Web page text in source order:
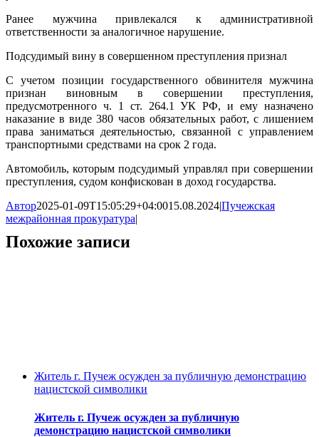
Ранее мужчина привлекался к административной
ответственности за аналогичное нарушение.
Подсудимый вину в совершенном преступления признал
С учетом позиции государственного обвинителя мужчина
признан виновным в совершении преступления,
предусмотренного ч. 1 ст. 264.1 УК РФ, и ему назначено
наказание в виде 380 часов обязательных работ, с лишением
права заниматься деятельностью, связанной с управлением
транспортными средствами на срок 2 года.
Автомобиль, которым подсудимый управлял при совершении
преступления, судом конфискован в доход государства.
Автор2025-01-09T15:05:29+04:0015.08.2024|Пучежская
межрайонная прокуратура|
Похожие записи
Житель г. Пучеж осужден за публичную демонстрацию
нацистской символики
Житель г. Пучеж осужден за публичную
демонстрацию нацистской символики